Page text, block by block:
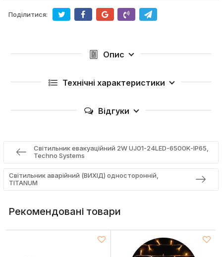
Поділитися:
Опис
Технічні характеристики
Відгуки
Світильник евакуаційний 2W UJ01-24LED-6500K-IP65,
Techno Systems
Світильник аварійний (ВИХІД) односторонній,
TITANUM
Рекомендовані товари